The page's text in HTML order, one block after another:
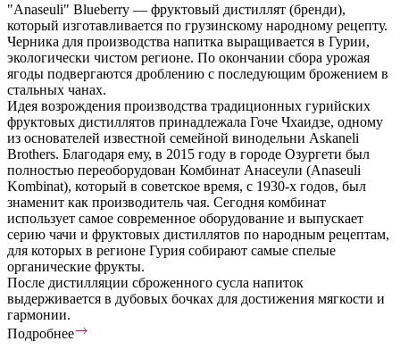
"Anaseuli" Blueberry — фруктовый дистиллят (бренди),
который изготавливается по грузинскому народному рецепту.
Черника для производства напитка выращивается в Гурии,
экологически чистом регионе. По окончании сбора урожая
ягоды подвергаются дроблению с последующим брожением в
стальных чанах.
Идея возрождения производства традиционных гурийских
фруктовых дистиллятов принадлежала Гоче Чхаидзе, одному
из основателей известной семейной винодельни Askaneli
Brothers. Благодаря ему, в 2015 году в городе Озургети был
полностью переоборудован Комбинат Анасеули (Anaseuli
Kombinat), который в советское время, с 1930-х годов, был
знаменит как производитель чая. Сегодня комбинат
использует самое современное оборудование и выпускает
серию чачи и фруктовых дистиллятов по народным рецептам,
для которых в регионе Гурия собирают самые спелые
органические фрукты.
После дистилляции сброженного сусла напиток
выдерживается в дубовых бочках для достижения мягкости и
гармонии.
Подробнее